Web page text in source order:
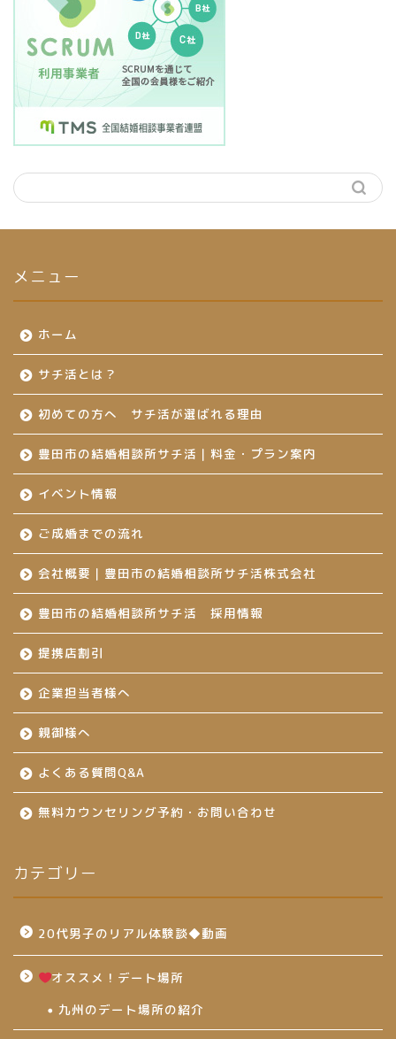
メニュー
ホーム
サチ活とは？
初めての方へ サチ活が選ばれる理由
豊田市の結婚相談所サチ活｜料金・プラン案内
イベント情報
ご成婚までの流れ
会社概要｜豊田市の結婚相談所サチ活株式会社
豊田市の結婚相談所サチ活 採用情報
提携店割引
企業担当者様へ
親御様へ
よくある質問Q&A
無料カウンセリング予約・お問い合わせ
カテゴリー
20代男子のリアル体験談◆動画
オススメ！デート場所
九州のデート場所の紹介